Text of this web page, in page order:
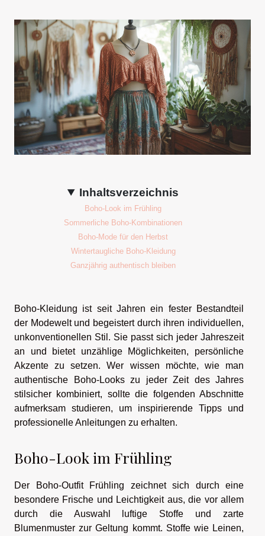
Inhaltsverzeichnis
Boho-Look im Frühling
Sommerliche Boho-Kombinationen
Boho-Mode für den Herbst
Wintertaugliche Boho-Kleidung
Ganzjährig authentisch bleiben
Boho-Kleidung ist seit Jahren ein fester Bestandteil
der Modewelt und begeistert durch ihren individuellen,
unkonventionellen Stil. Sie passt sich jeder Jahreszeit
an und bietet unzählige Möglichkeiten, persönliche
Akzente zu setzen. Wer wissen möchte, wie man
authentische Boho-Looks zu jeder Zeit des Jahres
stilsicher kombiniert, sollte die folgenden Abschnitte
aufmerksam studieren, um inspirierende Tipps und
professionelle Anleitungen zu erhalten.
Boho-Look im Frühling
Der Boho-Outfit Frühling zeichnet sich durch eine
besondere Frische und Leichtigkeit aus, die vor allem
durch die Auswahl luftige Stoffe und zarte
Blumenmuster zur Geltung kommt. Stoffe wie Leinen,